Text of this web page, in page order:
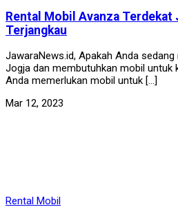
Rental Mobil Avanza Terdekat
Terjangkau
JawaraNews.id, Apakah Anda
Jogja dan membutuhkan mobil untuk
Anda memerlukan mobil untuk […]
Mar 12, 2023
Rental Mobil